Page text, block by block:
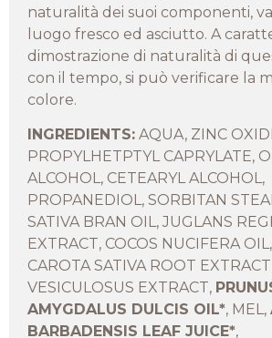
naturalità dei suoi componenti,
luogo fresco ed asciutto. A
dimostrazione di naturalità di
con il tempo, si può verificare la
colore.
INGREDIENTS: AQUA, ZINC
PROPYLHETPTYL CAPRYLATE,
ALCOHOL, CETEARYL ALCOHOL,
PROPANEDIOL, SORBITAN
SATIVA BRAN OIL, JUGLANS
EXTRACT, COCOS NUCIFERA
CAROTA SATIVA ROOT
VESICULOSUS EXTRACT,
AMYGDALUS DULCIS OIL*, MEL,
BARBADENSIS LEAF JUICE*,